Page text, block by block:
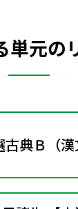
単元の
典Ｂ（漢